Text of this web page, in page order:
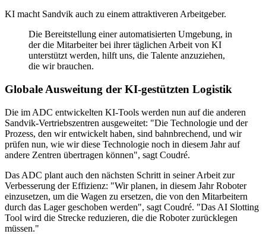
KI macht Sandvik auch zu einem attraktiveren Arbeitgeber.
Die Bereitstellung einer automatisierten Umgebung, in
der die Mitarbeiter bei ihrer täglichen Arbeit von KI
unterstützt werden, hilft uns, die Talente anzuziehen,
die wir brauchen.
Globale Ausweitung der KI-gestützten Logistik
Die im ADC entwickelten KI-Tools werden nun auf die anderen
Sandvik-Vertriebszentren ausgeweitet: "Die Technologie und der
Prozess, den wir entwickelt haben, sind bahnbrechend, und wir
prüfen nun, wie wir diese Technologie noch in diesem Jahr auf
andere Zentren übertragen können", sagt Coudré.
Das ADC plant auch den nächsten Schritt in seiner Arbeit zur
Verbesserung der Effizienz: "Wir planen, in diesem Jahr Roboter
einzusetzen, um die Wagen zu ersetzen, die von den Mitarbeitern
durch das Lager geschoben werden", sagt Coudré. "Das AI Slotting
Tool wird die Strecke reduzieren, die die Roboter zurücklegen
müssen."